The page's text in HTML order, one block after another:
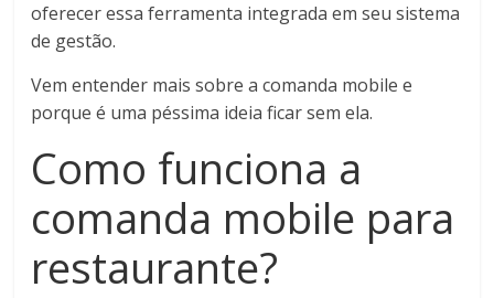
oferecer essa ferramenta integrada em seu sistema
de gestão.
Vem entender mais sobre a comanda mobile e
porque é uma péssima ideia ficar sem ela.
Como funciona a
comanda mobile para
restaurante?